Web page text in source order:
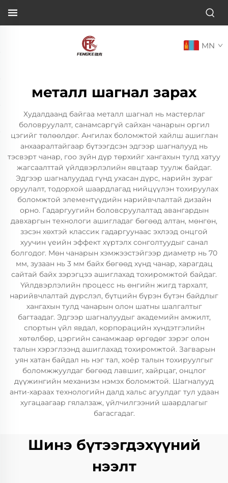
MN
металл шагнал зарах
Худалдаанд байгаа металл шагнал нь мастерлаг
боловруулалт, санамсаргүй сайхан чанарын оргил
цэгийг төлөөлдөг. Ангилах боломжтой хайлш ашиглан
анхааралтайгаар бүтээгдсэн эдгээр шагналууд нь
тэсвэрт чанар, гоо зүйн дүр төрхийг хангахын тулд хатуу
жагсаалттай үйлдвэрлэлийн явцтаар туулж байдаг.
Эдгээр шагналуудад гүнд ухасан дүрс, нарийн зураг
оруулалт, тодорхой шаардлагад нийцүүлэн тохируулах
боломжтой элементүүдийн нарийвчлалтай дизайн
орно. Гадаргуугийн боловсруулалтад авангардын
давхаргын технологи ашигладаг бөгөөд алтан, мөнгөн,
зэсэн хөхтэй классик гадаргуунаас эхлээд онцгой
хуучин үеийн эффект хүртэлх сонголтуудыг санал
болгодог. Мөн чанарын хэмжээстэйгээр диаметр нь 70
мм, зузаан нь 3 мм байх бөгөөд хүнд чанар, харагдац
сайтай байх зэрэгцээ ашиглахад тохиромжтой байдаг.
Үйлдвэрлэлийн процесс нь өнгийн жигд тархалт,
нарийвчлалтай дүрслэл, бүтцийн бүрэн бүтэн байдлыг
хангахын тулд чанарын олон шатны шалгалтыг
багтаадаг. Эдгээр шагналуудыг академийн амжилт,
спортын үйл явдал, корпорацийн хүндэтгэлийн
хөтөлбөр, цэргийн санамжаар өргөдөг зэрэг олон
талын хэрэглээнд ашиглахад тохиромжтой. Загварын
уян хатан байдал нь нэг тал, хоёр талын тохируулгыг
боломжжуулдаг бөгөөд лавшиг, хайрцаг, онцлог
дүүжингийн механизм нэмэх боломжтой. Шагналууд
анти-хараах технологийн далд хальс агуулдаг тул удаан
хугацаагаар гялалзаж, үйлчилгээний шаардлагыг
багасгадаг.
Шинэ бүтээгдэхүүний
нээлт